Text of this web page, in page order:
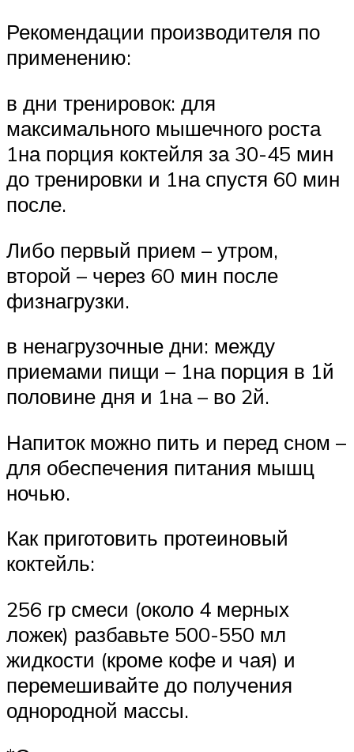
Рекомендации производителя по
применению:
в дни тренировок: для
максимального мышечного роста
1на порция коктейля за 30-45 мин
до тренировки и 1на спустя 60 мин
после.
Либо первый прием – утром,
второй – через 60 мин после
физнагрузки.
в ненагрузочные дни: между
приемами пищи – 1на порция в 1й
половине дня и 1на – во 2й.
Напиток можно пить и перед сном –
для обеспечения питания мышц
ночью.
Как приготовить протеиновый
коктейль:
256 гр смеси (около 4 мерных
ложек) разбавьте 500-550 мл
жидкости (кроме кофе и чая) и
перемешивайте до получения
однородной массы.